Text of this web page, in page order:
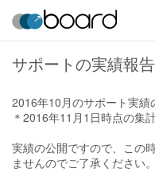
サポートの実績報
2016年10月のサポート実績
＊2016年11月1日時点の集
実績の公開ですので、この
ませんのでご了承ください。